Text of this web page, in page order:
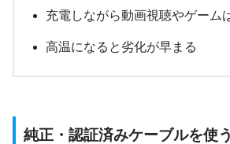
充電しながら動画視聴やゲーム
高温になると劣化が早まる
純正・認証済みケーブルを使う